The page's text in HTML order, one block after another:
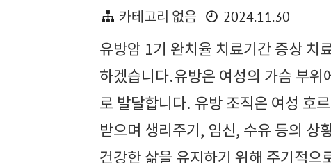
카테고리 없음
2024.11.30
유방암 1기 완치율 치료기간 증상 치
하겠습니다.유방은 여성의 가슴 부위
로 발달합니다. 유방 조직은 여성 호
받으며 생리주기, 임신, 수유 등의 상
건강한 삶을 유지하기 위해 주기적으